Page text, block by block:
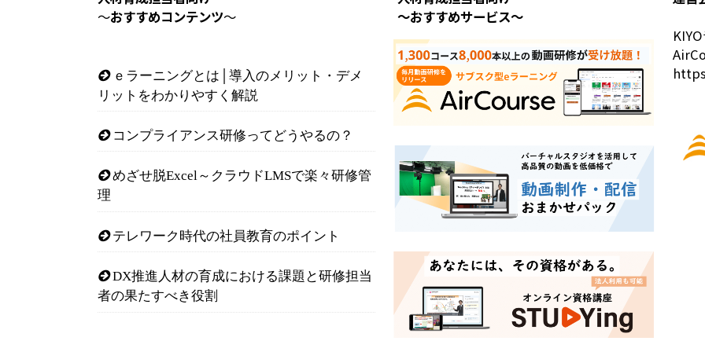
～おすすめコンテンツ～
ｅラーニングとは│導入のメリット・デメ
リットをわかりやすく解説
コンプライアンス研修ってどうやるの？
めざせ脱Excel～クラウドLMSで楽々研修管
理
テレワーク時代の社員教育のポイント
DX推進人材の育成における課題と研修担当
者の果たすべき役割
～おすすめサービス～